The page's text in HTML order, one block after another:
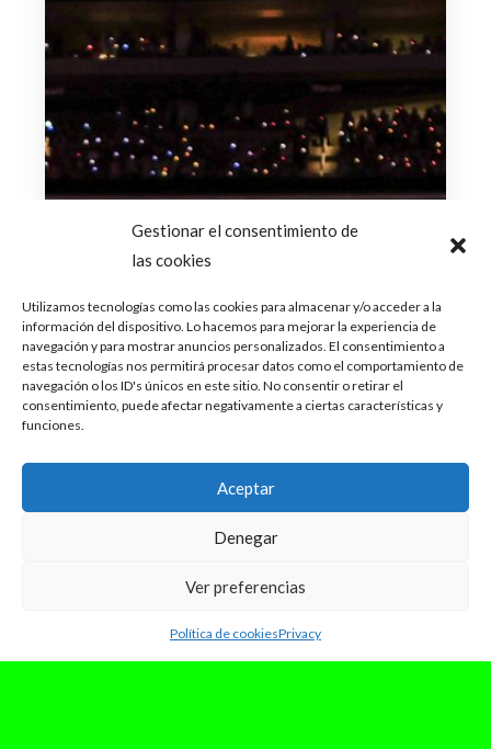
Gestionar el consentimiento de
las cookies
Utilizamos tecnologías como las cookies para almacenar y/o acceder a la
información del dispositivo. Lo hacemos para mejorar la experiencia de
navegación y para mostrar anuncios personalizados. El consentimiento a
estas tecnologías nos permitirá procesar datos como el comportamiento de
navegación o los ID's únicos en este sitio. No consentir o retirar el
consentimiento, puede afectar negativamente a ciertas características y
funciones.
Aceptar
Denegar
Ver preferencias
Política de cookiesPrivacy